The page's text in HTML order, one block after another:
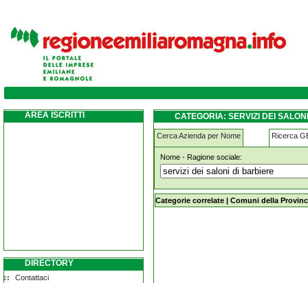
servizi-dei-saloni-di-barbiere modena
AREA ISCRITTI
DIRECTORY
Contattaci
CATEGORIA: SERVIZI DEI
Cerca Azienda per Nome Ricerca
Nome - Ragione sociale:
servizi-dei-saloni-di-barbiere
Categorie correlate | Comuni della